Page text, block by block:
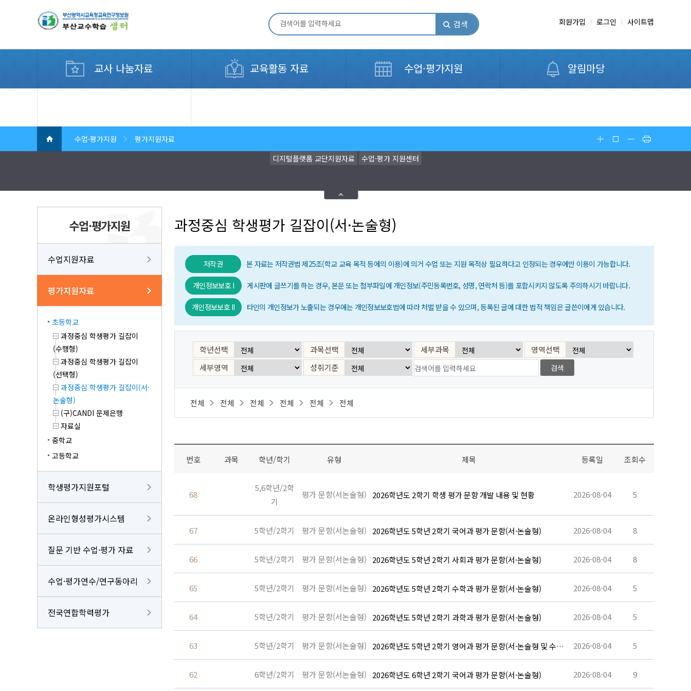
검색 회원가입 로그인 사이트맵
교사 나눔자료 교육활동 자료 수업·평가지원
알림마당
디지털 교수학습 컨설팅
수업·평가지원
평가지원자료
디지털플랫폼 교단지원자료
수업·평가 지원센터
수업·평가지원
수업지원자료
평가지원자료
초등학교
과정중심 학생평가 길잡이
(수행형)
과정중심 학생평가 길잡이
(선택형)
과정중심 학생평가 길잡이(서·
논술형)
(구)CANDI 문제은행
자료실
중학교
고등학교
학생평가지원포털
온라인형성평가시스템
질문 기반 수업·평가 자료
수업·평가연수/연구동아리
전국연합학력평가
과정중심 학생평가 길잡이(서·논술형)
저작권 본 자료는 저작권법 제25조(학교 교육 목적 등에의 이용)에 의거 수업 또는 지원 목적상 필요하다고 인정되는 경우에만 이용이 가능합니다.
개인정보보호 I 게시판에 글쓰기를 하는 경우, 본문 또는 첨부파일에 개인정보(주민등록번호, 성명, 연락처 등)를 포함시키지 않도록 주의하시기 바랍니다.
개인정보보호 II 타인의 개인정보가 노출되는 경우에는 개인정보보호법에 따라 처벌 받을 수 있으며, 등록된 글에 대한 법적 책임은 글쓴이에게 있습니다.
학년선택 과목선택 세부과목
영역선택
세부영역
성취기준
전체 전체 전체 전체 전체 전체
번호 과목 학년/학기 유형 제목 등록일 조회수
68
5,6학년/2학
기
평가 문항(서논술형) 2026학년도 2학기 학생 평가 문항 개발 내용 및 현황 2026-08-04 5
67 5학년/2학기 평가 문항(서논술형) 2026학년도 5학년 2학기 국어과 평가 문항(서·논술형) 2026-08-04 8
66 5학년/2학기 평가 문항(서논술형) 2026학년도 5학년 2학기 사회과 평가 문항(서·논술형) 2026-08-04 8
65 5학년/2학기 평가 문항(서논술형) 2026학년도 5학년 2학기 수학과 평가 문항(서·논술형) 2026-08-04 5
64 5학년/2학기 평가 문항(서논술형) 2026학년도 5학년 2학기 과학과 평가 문항(서·논술형) 2026-08-04 5
63 5학년/2학기 평가 문항(서논술형)
2026학년도 5학년 2학기 영어과 평가 문항(서·논술형 및 수행
형)
2026-08-04 5
62 6학년/2학기 평가 문항(서논술형) 2026학년도 6학년 2학기 국어과 평가 문항(서·논술형) 2026-08-04 9